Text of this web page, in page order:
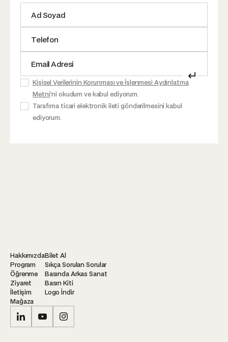
Kişisel Verilerinin Korunması ve İşlenmesi Aydınlatma
Metni'ni okudum ve kabul ediyorum.
Tarafıma ticari elektronik ileti gönderilmesini kabul
ediyorum.
↵
Hakkımızda
Program
Öğrenme
Ziyaret
İletişim
Mağaza
Bilet Al
Sıkça Sorulan Sorular
Basında Arkas Sanat
Basın Kiti
Logo İndir